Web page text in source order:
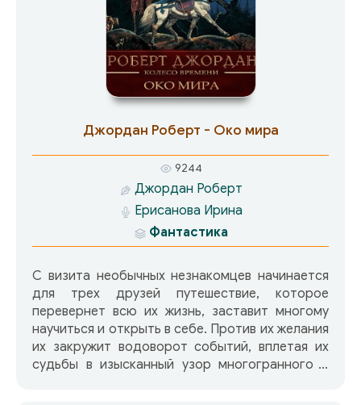
Джордан Роберт - Око мира
9244
Джордан Роберт
Ерисанова Ирина
Фантастика
С визита необычных незнакомцев начинается
для трех друзей путешествие, которое
перевернет всю их жизнь, заставит многому
научиться и открыть в себе. Против их желания
их закружит водоворот событий, вплетая их
судьбы в изысканный узор многогранного и